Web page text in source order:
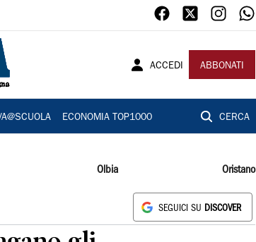
ACCEDI ABBONATI
ECONOMIA TOP1000 CERCA
Olbia Oristano
SEGUICI SU DISCOVER